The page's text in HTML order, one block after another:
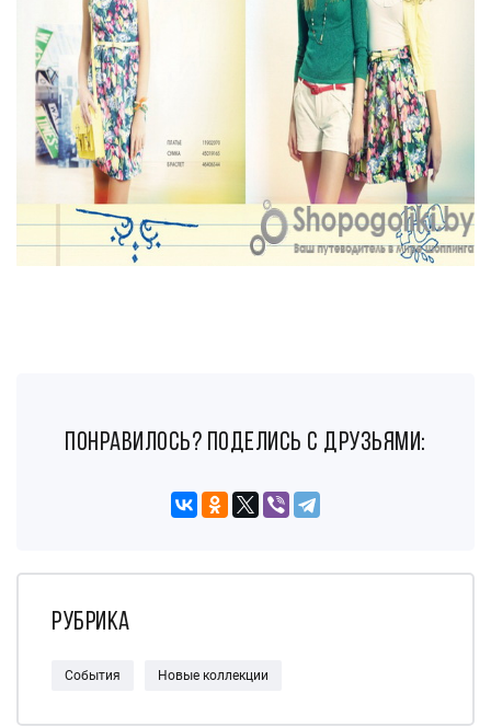
понравилось? поделись с друзьями:
Рубрика
События Новые коллекции